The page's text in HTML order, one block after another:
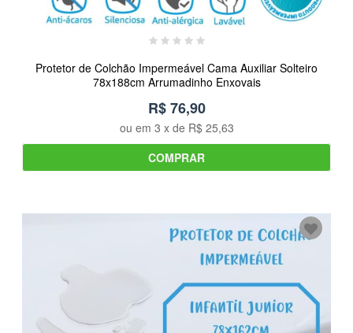
Protetor de Colchão Impermeável Cama Auxiliar Solteiro
78x188cm Arrumadinho Enxovais
R$ 76,90
ou em 3 x de R$ 25,63
COMPRAR